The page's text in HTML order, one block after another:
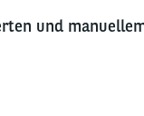
und